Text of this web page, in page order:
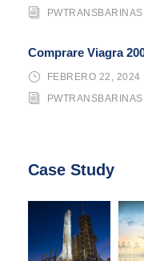
Comprare Viagra
FEBRERO 22, 2024
Case Study